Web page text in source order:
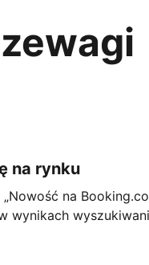
na rynku
na
wynikach